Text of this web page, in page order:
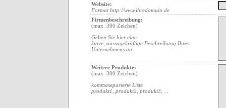
Website:
Format http://www.ihredomain.de
Firmenbeschreibung:
(max. 300 Zeichen)
Geben Sie hier eine
kurze, aussagekräftige Beschreibung Ihres
Unternehmens an.
Weitere Produkte:
(max. 300 Zeichen)
kommaseparierte Liste
produkt1, produkt2, produkt3, ...